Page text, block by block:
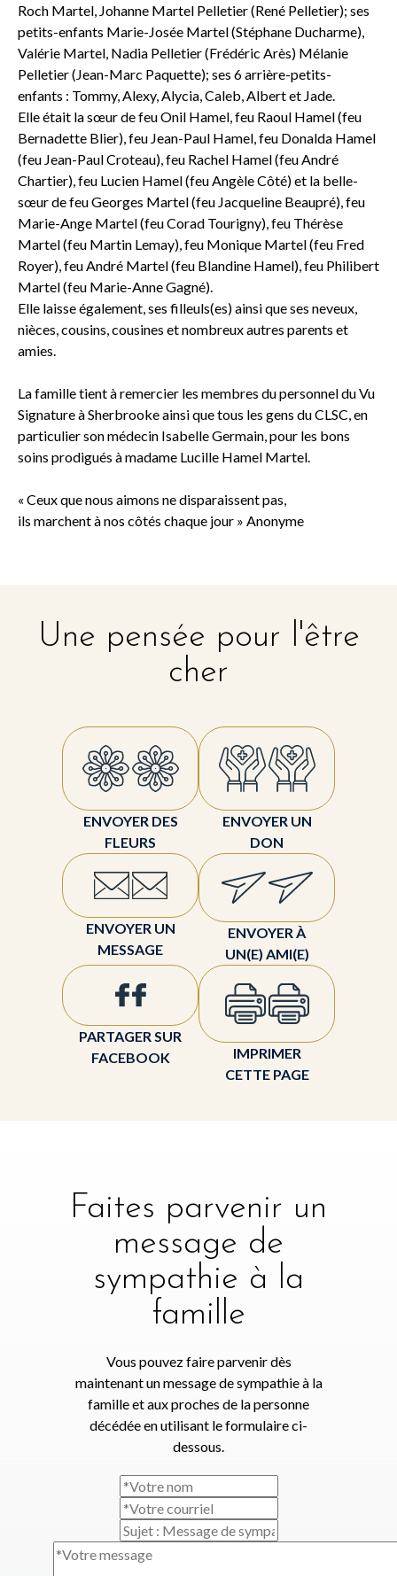
Roch Martel, Johanne Martel Pelletier (René Pelletier); ses
petits-enfants Marie-Josée Martel (Stéphane Ducharme),
Valérie Martel, Nadia Pelletier (Frédéric Arès) Mélanie
Pelletier (Jean-Marc Paquette); ses 6 arrière-petits-
enfants : Tommy, Alexy, Alycia, Caleb, Albert et Jade.
Elle était la sœur de feu Onil Hamel, feu Raoul Hamel (feu
Bernadette Blier), feu Jean-Paul Hamel, feu Donalda Hamel
(feu Jean-Paul Croteau), feu Rachel Hamel (feu André
Chartier), feu Lucien Hamel (feu Angèle Côté) et la belle-
sœur de feu Georges Martel (feu Jacqueline Beaupré), feu
Marie-Ange Martel (feu Corad Tourigny), feu Thérèse
Martel (feu Martin Lemay), feu Monique Martel (feu Fred
Royer), feu André Martel (feu Blandine Hamel), feu Philibert
Martel (feu Marie-Anne Gagné).
Elle laisse également, ses filleuls(es) ainsi que ses neveux,
nièces, cousins, cousines et nombreux autres parents et
amies.
La famille tient à remercier les membres du personnel du Vu
Signature à Sherbrooke ainsi que tous les gens du CLSC, en
particulier son médecin Isabelle Germain, pour les bons
soins prodigués à madame Lucille Hamel Martel.
« Ceux que nous aimons ne disparaissent pas,
ils marchent à nos côtés chaque jour » Anonyme
Une pensée pour l'être
cher
ENVOYER DES
FLEURS
ENVOYER UN
DON
ENVOYER UN
MESSAGE
ENVOYER À
UN(E) AMI(E)
PARTAGER SUR
FACEBOOK
IMPRIMER
CETTE PAGE
Faites parvenir un
message de
sympathie à la
famille
Vous pouvez faire parvenir dès
maintenant un message de sympathie à la
famille et aux proches de la personne
décédée en utilisant le formulaire ci-
dessous.